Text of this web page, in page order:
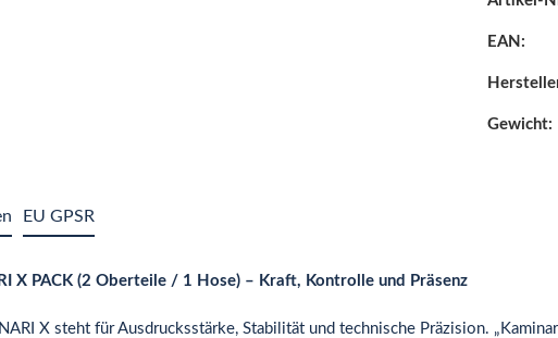
EAN:
Gewicht:
EU GPSR
X PACK (2 Oberteile / 1 Hose) – Kraft, Kontrolle und Präsenz
X steht für Ausdrucksstärke, Stabilität und technische Präzision.